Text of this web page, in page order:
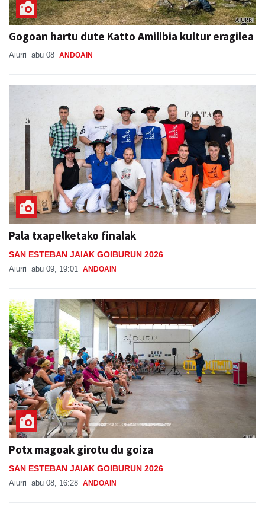
Gogoan hartu dute Katto Amilibia kultur eragilea
Aiurri abu 08 ANDOAIN
Pala txapelketako finalak
SAN ESTEBAN JAIAK GOIBURUN 2026
Aiurri abu 09, 19:01 ANDOAIN
Potx magoak girotu du goiza
SAN ESTEBAN JAIAK GOIBURUN 2026
Aiurri abu 08, 16:28 ANDOAIN